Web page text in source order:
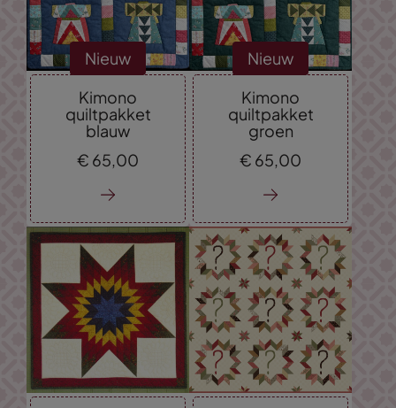
Nieuw
Kimono
quiltpakket
blauw
€ 65,00
Nieuw
Kimono
quiltpakket
groen
€ 65,00